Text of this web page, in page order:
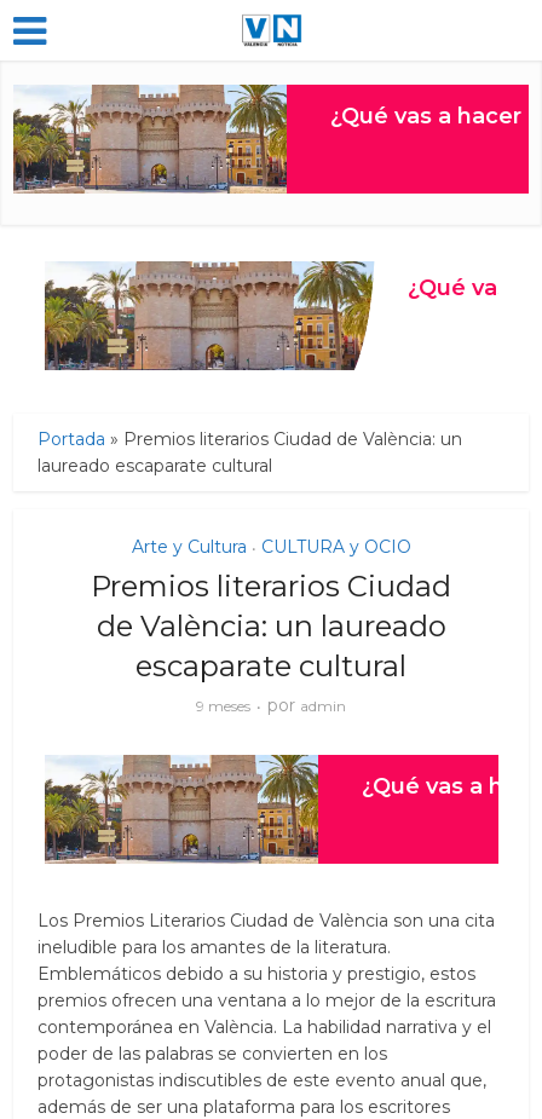
Portada » Premios literarios Ciudad de València: un
laureado escaparate cultural
Arte y Cultura • CULTURA y OCIO
Premios literarios Ciudad
de València: un laureado
escaparate cultural
9 meses por admin
Los Premios Literarios Ciudad de València son una cita
ineludible para los amantes de la literatura.
Emblemáticos debido a su historia y prestigio, estos
premios ofrecen una ventana a lo mejor de la escritura
contemporánea en València. La habilidad narrativa y el
poder de las palabras se convierten en los
protagonistas indiscutibles de este evento anual que,
además de ser una plataforma para los escritores